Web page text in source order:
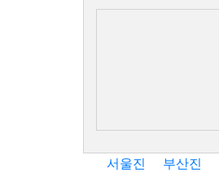
서울진 부산진